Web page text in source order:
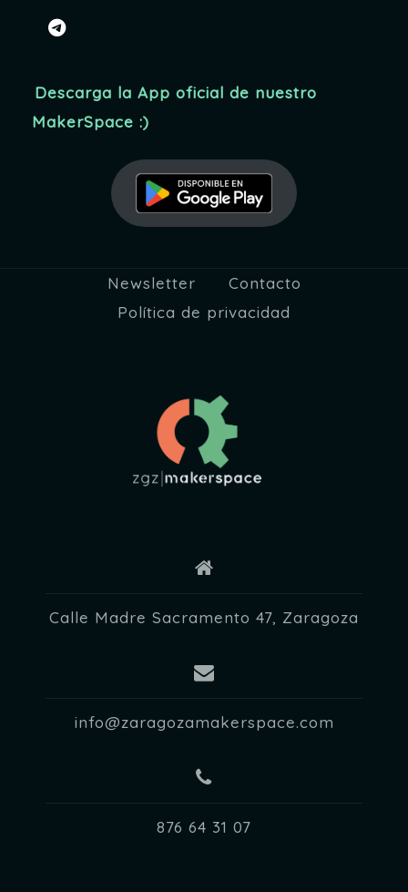
telegram
Descarga la App oficial de nuestro
MakerSpace :)
Newsletter
Contacto
Política de privacidad
Calle Madre Sacramento 47, Zaragoza
info@zaragozamakerspace.com
876 64 31 07